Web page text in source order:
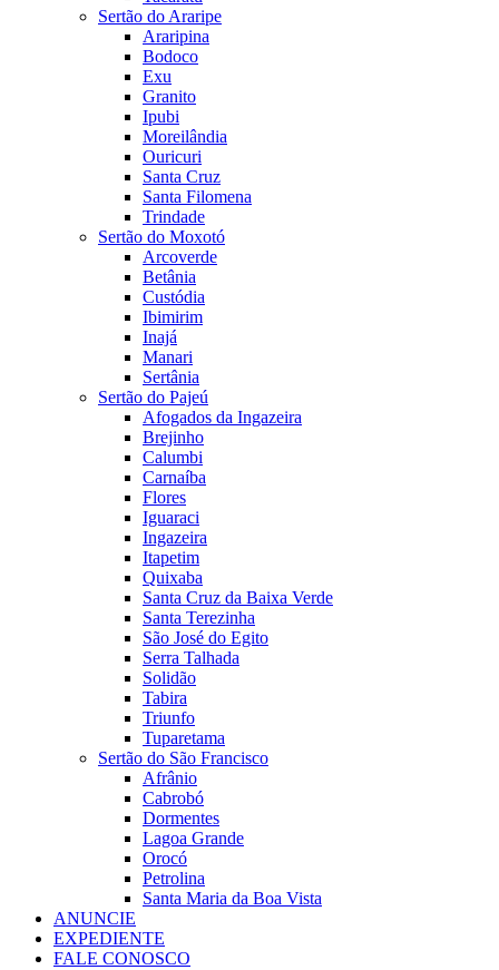
Sertão do Araripe
Araripina
Bodoco
Exu
Granito
Ipubi
Moreilândia
Ouricuri
Santa Cruz
Santa Filomena
Trindade
Sertão do Moxotó
Arcoverde
Betânia
Custódia
Ibimirim
Inajá
Manari
Sertânia
Sertão do Pajeú
Afogados da Ingazeira
Brejinho
Calumbi
Carnaíba
Flores
Iguaraci
Ingazeira
Itapetim
Quixaba
Santa Cruz da Baixa Verde
Santa Terezinha
São José do Egito
Serra Talhada
Solidão
Tabira
Triunfo
Tuparetama
Sertão do São Francisco
Afrânio
Cabrobó
Dormentes
Lagoa Grande
Orocó
Petrolina
Santa Maria da Boa Vista
ANUNCIE
EXPEDIENTE
FALE CONOSCO